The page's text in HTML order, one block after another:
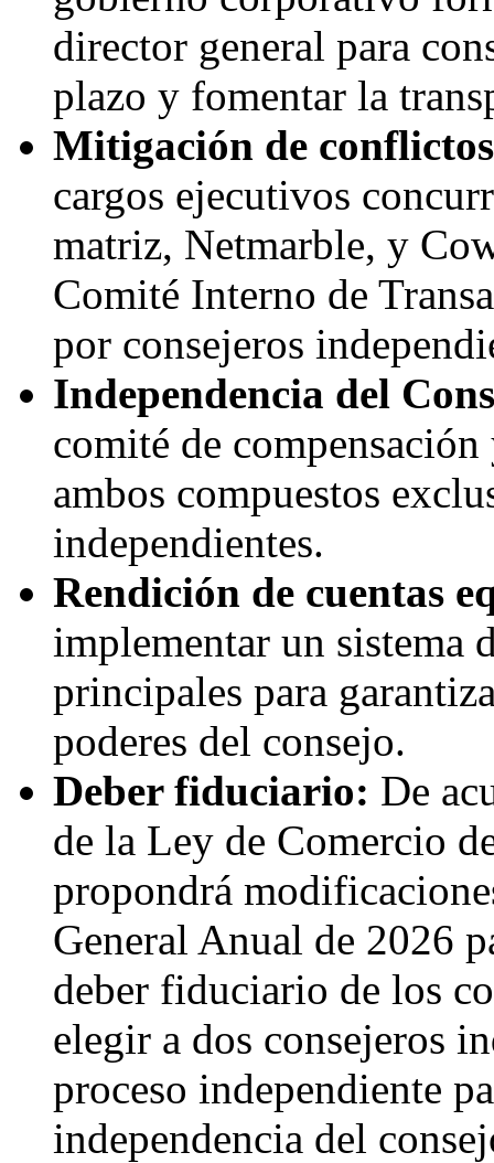
director general para
plazo y fomentar la
Mitigación de
cargos ejecutivos
matriz, Netmarble, y
Comité Interno de
por consejeros
Independencia del
comité de
ambos compuestos
independientes.
Rendición de cuentas
implementar un sistema
principales para
poderes del consejo.
Deber fiduciario: De
de la Ley de Comercio
propondrá
General Anual de 2026
deber fiduciario de los
elegir a dos consejeros
proceso independiente
independencia del